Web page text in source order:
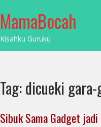
MamaBocah
Kisahku Guruku
Tag:dicueki
Sibuk Sama Gadget